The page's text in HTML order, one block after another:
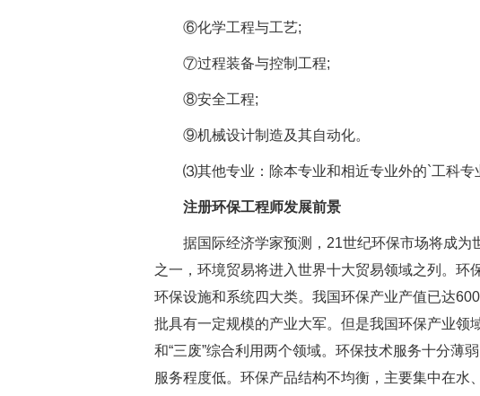
⑥化学工程与工艺;
⑦过程装备与控制工程;
⑧安全工程;
⑨机械设计制造及其自动化。
⑶其他专业：除本专业和相近专业外的`工科专
注册环保工程师发展前景
据国际经济学家预测，21世纪环保市场将成为
之一，环境贸易将进入世界十大贸易领域之列。环
环保设施和系统四大类。我国环保产业产值已达
批具有一定规模的产业大军。但是我国环保产业领
和“三废”综合利用两个领域。环保技术服务十分薄
服务程度低。环保产品结构不均衡，主要集中在水